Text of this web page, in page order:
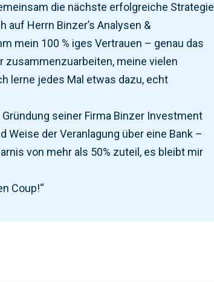
die nächste erfolgreiche Strategie
Herrn Binzer’s Analysen &
mein 100 % iges Vertrauen – genau das
zusammenzuarbeiten, meine vielen
lerne jedes Mal etwas dazu, echt
seiner Firma Binzer Investment
der Veranlagung über eine Bank –
von mehr als 50% zuteil, es bleibt mir
Coup!“